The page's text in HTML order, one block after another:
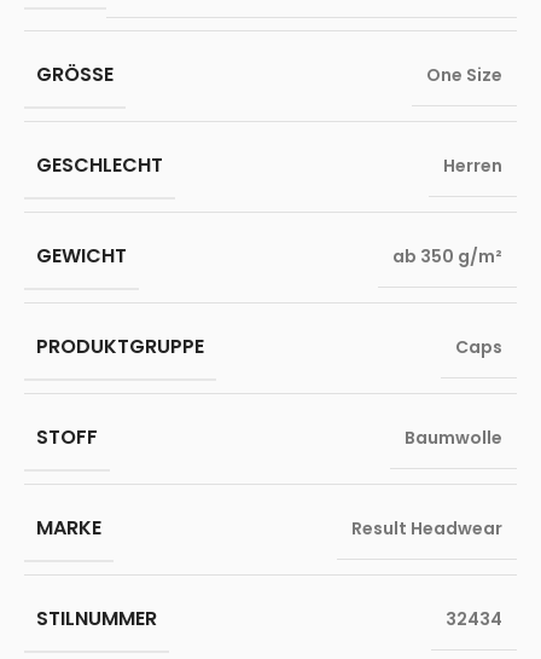
GRÖSSE One Size
GESCHLECHT Herren
GEWICHT ab 350 g/m²
PRODUKTGRUPPE Caps
STOFF Baumwolle
MARKE Result Headwear
STILNUMMER 32434